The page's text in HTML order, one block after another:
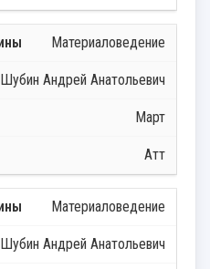
Материаловедение
Шубин Андрей Анатольевич
Март
Атт
Материаловедение
Шубин Андрей Анатольевич